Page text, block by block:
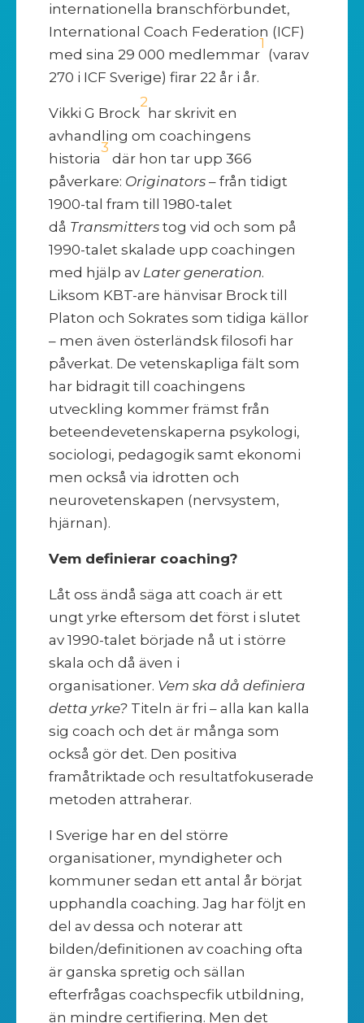
internationella branschförbundet,
International Coach Federation (ICF)
med sina 29 000 medlemmar
1
(varav
270 i ICF Sverige) firar 22 år i år.
Vikki G Brock
2
har skrivit en
avhandling om coachingens
historia
3
där hon tar upp 366
påverkare: Originators – från tidigt
1900-tal fram till 1980-talet
då Transmitters tog vid och som på
1990-talet skalade upp coachingen
med hjälp av Later generation.
Liksom KBT-are hänvisar Brock till
Platon och Sokrates som tidiga källor
– men även österländsk filosofi har
påverkat. De vetenskapliga fält som
har bidragit till coachingens
utveckling kommer främst från
beteendevetenskaperna psykologi,
sociologi, pedagogik samt ekonomi
men också via idrotten och
neurovetenskapen (nervsystem,
hjärnan).
Vem definierar coaching?
Låt oss ändå säga att coach är ett
ungt yrke eftersom det först i slutet
av 1990-talet började nå ut i större
skala och då även i
organisationer. Vem ska då definiera
detta yrke? Titeln är fri – alla kan kalla
sig coach och det är många som
också gör det. Den positiva
framåtriktade och resultatfokuserade
metoden attraherar.
I Sverige har en del större
organisationer, myndigheter och
kommuner sedan ett antal år börjat
upphandla coaching. Jag har följt en
del av dessa och noterar att
bilden/definitionen av coaching ofta
är ganska spretig och sällan
efterfrågas coachspecfik utbildning,
än mindre certifiering. Men det